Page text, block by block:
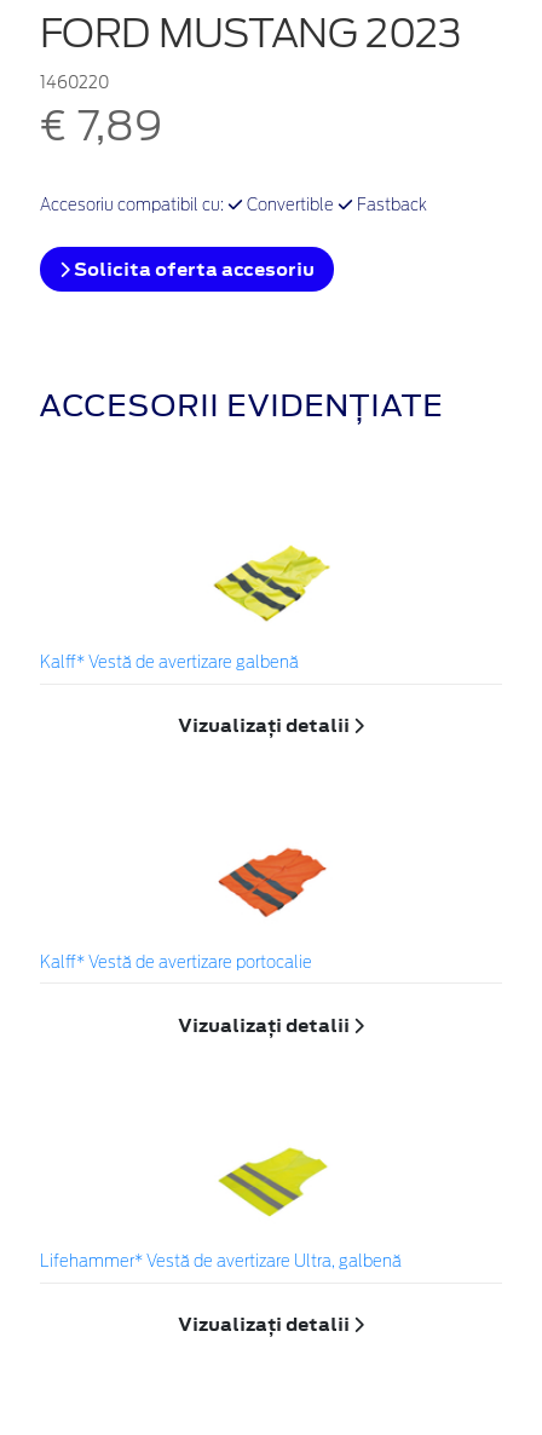
FORD MUSTANG 2023
1460220
€ 7,89
Accesoriu compatibil cu: Convertible Fastback
Solicita oferta accesoriu
ACCESORII EVIDENȚIATE
Kalff* Vestă de avertizare galbenă
Vizualizați detalii
Kalff* Vestă de avertizare portocalie
Vizualizați detalii
Lifehammer* Vestă de avertizare Ultra, galbenă
Vizualizați detalii